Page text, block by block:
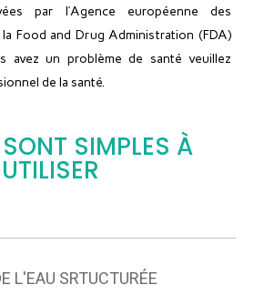
par l’Agence européenne des
Food and Drug Administration (FDA)
avez un problème de santé veuillez
de la santé.
SONT SIMPLES À
UTILISER
L'EAU SRTUCTURÉE